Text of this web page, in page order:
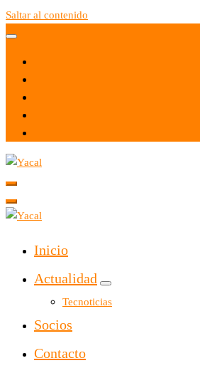
Saltar al contenido
Yacal micro hosting
Inicio
Actualidad
Tecnoticias
Socios
Contacto